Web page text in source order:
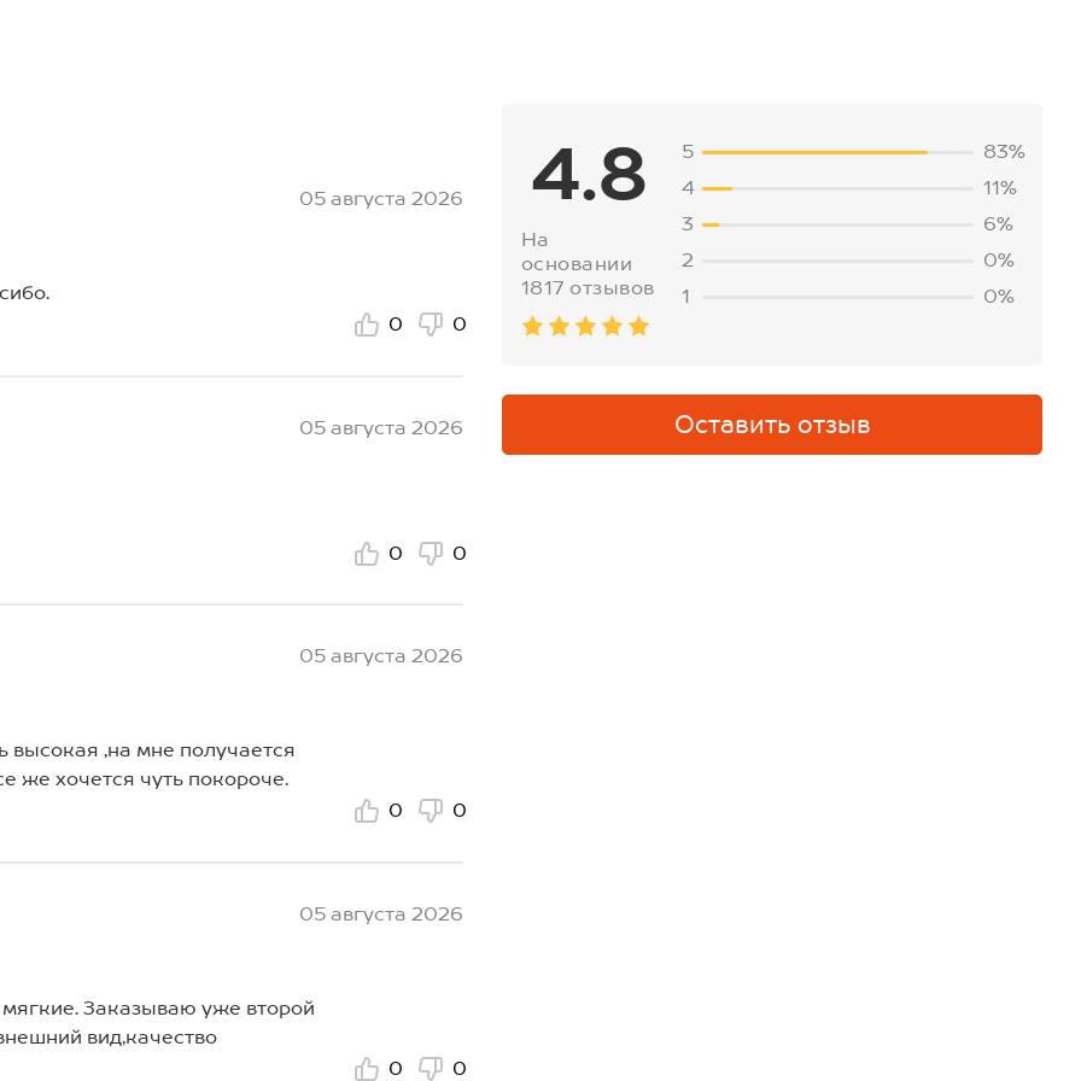
4.8
На
основании
1817 отзывов
5
83%
4
11%
3
6%
2
0%
1
0%
Оставить отзыв
05 августа 2026
0
0
05 августа 2026
0 0
05 августа 2026
высокая ,на мне получается
же хочется чуть покороче.
0
0
05 августа 2026
Заказываю уже второй
вид,качество
0
0